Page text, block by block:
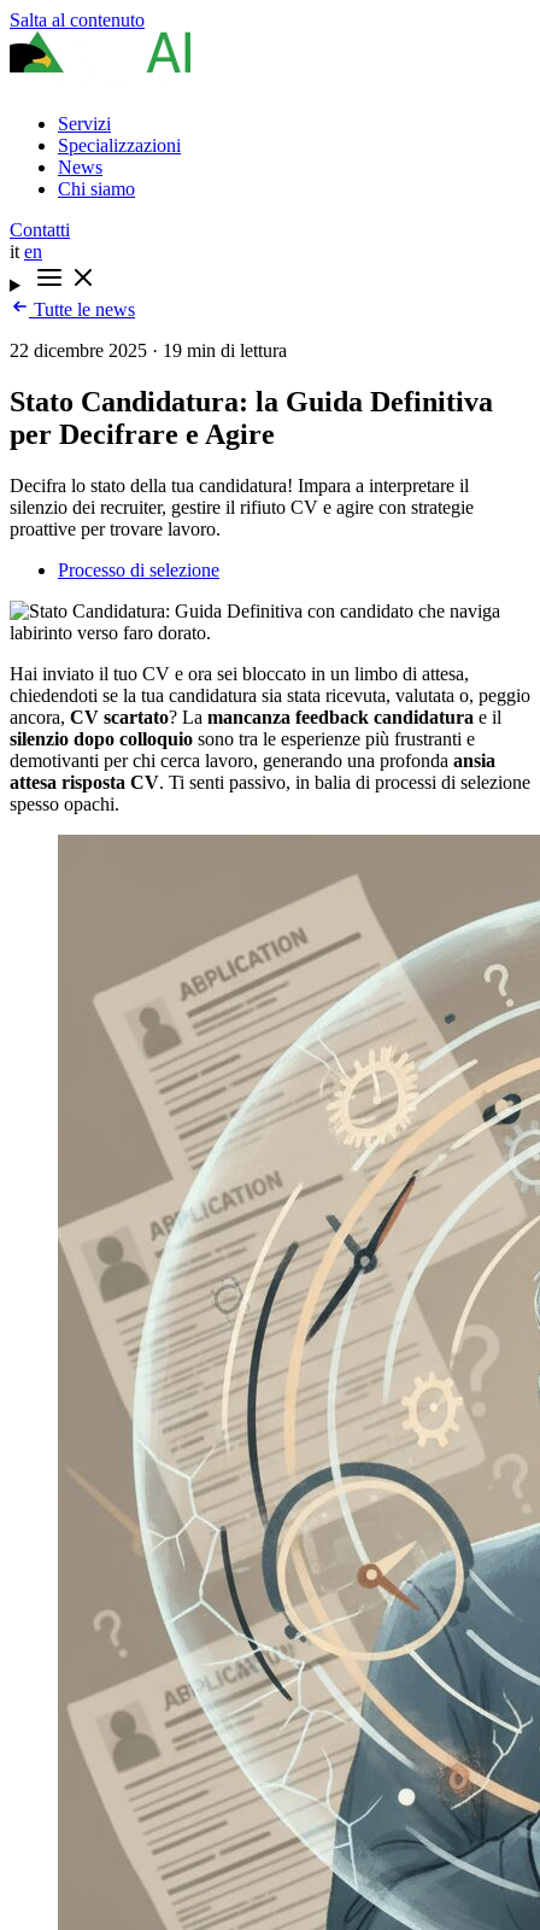
Salta al contenuto
Servizi
Specializzazioni
News
Chi siamo
Contatti
it en
Tutte le news
22 dicembre 2025 · 19 min di lettura
Stato Candidatura: la Guida Definitiva
per Decifrare e Agire
Decifra lo stato della tua candidatura! Impara a interpretare il
silenzio dei recruiter, gestire il rifiuto CV e agire con strategie
proattive per trovare lavoro.
Processo di selezione
Hai inviato il tuo CV e ora sei bloccato in un limbo di attesa,
chiedendoti se la tua candidatura sia stata ricevuta, valutata o, peggio
ancora, CV scartato? La mancanza feedback candidatura e il
silenzio dopo colloquio sono tra le esperienze più frustranti e
demotivanti per chi cerca lavoro, generando una profonda ansia
attesa risposta CV. Ti senti passivo, in balia di processi di selezione
spesso opachi.